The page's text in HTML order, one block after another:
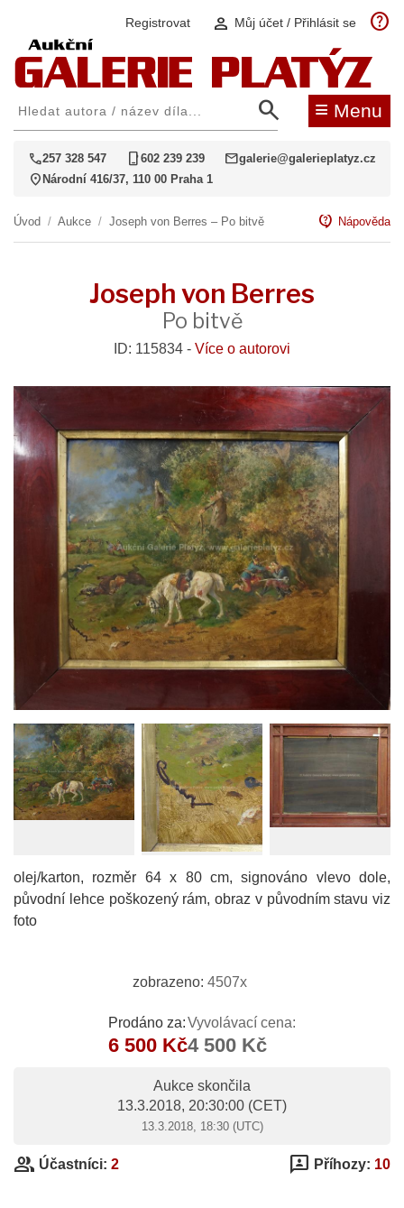
Registrovat person Můj účet / Přihlásit se help
search ≡ Menu
call257 328 547 phone_iphone602 239 239 mailgalerie@galerieplatyz.cz
location_on Národní 416/37, 110 00 Praha 1
Úvod / Aukce / Joseph von Berres – Po bitvě contact_support Nápověda
Joseph von Berres
Po bitvě
ID: 115834 - Více o autorovi
olej/karton, rozměr 64 x 80 cm, signováno vlevo dole,
původní lehce poškozený rám, obraz v původním stavu viz
foto
zobrazeno: 4507x
Prodáno za:
6 500 Kč
Vyvolávací cena:
4 500 Kč
Aukce skončila
13.3.2018, 20:30:00 (CET)
13.3.2018, 18:30 (UTC)
group Účastníci: 2 3p Příhozy: 10